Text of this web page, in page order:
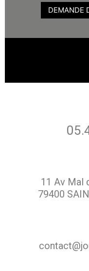
DEMANDE
11 Av Mal
79400